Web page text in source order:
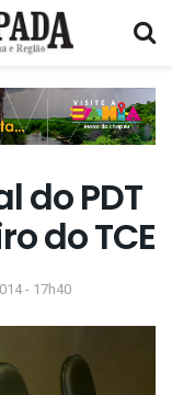
do PDT
do TCE
- 17h40